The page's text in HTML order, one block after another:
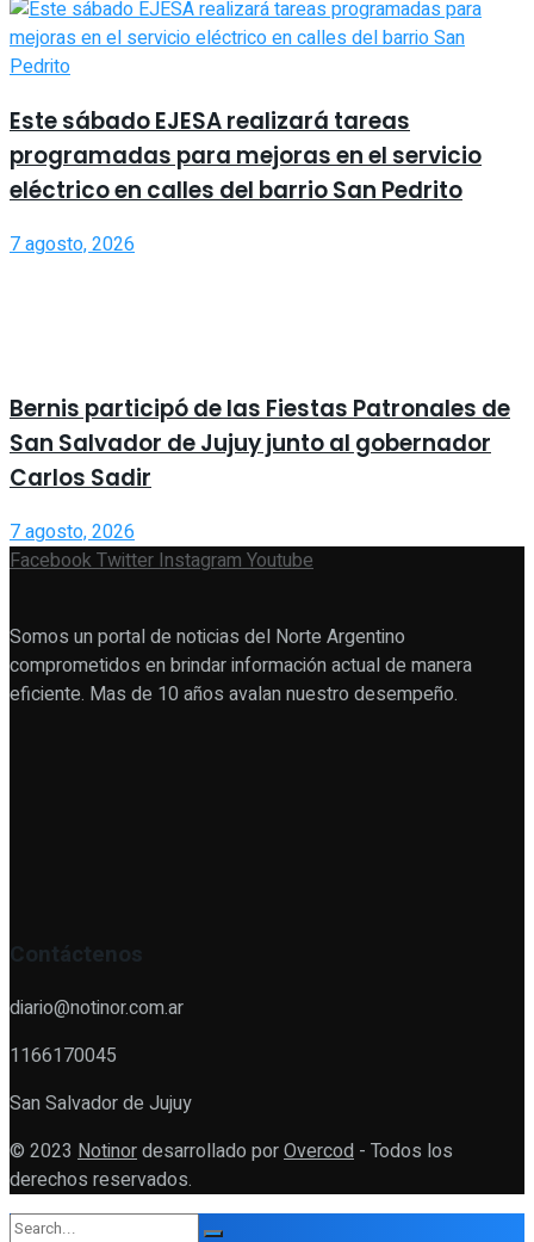
Este sábado EJESA realizará tareas
programadas para mejoras en el servicio
eléctrico en calles del barrio San Pedrito
7 agosto, 2026
Bernis participó de las Fiestas Patronales de
San Salvador de Jujuy junto al gobernador
Carlos Sadir
7 agosto, 2026
FacebookTwitterInstagramYoutube
Somos un portal de noticias del Norte Argentino
comprometidos en brindar información actual de manera
eficiente. Mas de 10 años avalan nuestro desempeño.
Contáctenos
diario@notinor.com.ar
1166170045
San Salvador de Jujuy
© 2023 Notinordesarrollado porOvercod - Todos los
derechos reservados.